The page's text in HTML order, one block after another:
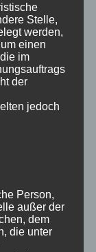
Stelle,
werden,
einen
im
der
jedoch
Person,
außer der
dem
die unter